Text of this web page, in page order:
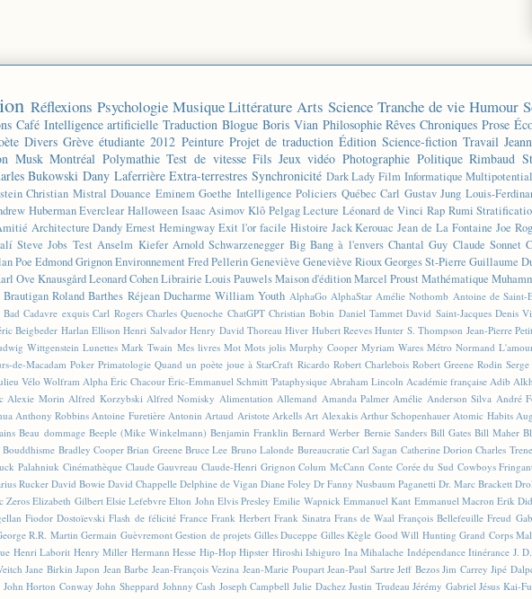
Réflexions Psychologie Musique Littérature Arts Science Tranche de vie Humour
Café Intelligence artificielle Traduction Blogue Boris Vian Philosophie Rêves Chroniques Prose
Divers Grève étudiante 2012 Peinture Projet de traduction Édition Science-fiction Travail
Musk Montréal Polymathie Test de vitesse Fils Jeux vidéo Photographie Politique Rimbaud
Bukowski Dany Laferrière Extra-terrestres Synchronicité Dark Lady Film Informatique
Christian Mistral Douance Eminem Goethe Intelligence Policiers Québec Carl Gustav Jung Louis-
Huberman Everclear Halloween Isaac Asimov Klô Pelgag Lecture Léonard de Vinci Rap Rumi
Architecture Dandy Ernest Hemingway Exit l'or facile Histoire Jack Kerouac Jean de La Fontaine Joe
Steve Jobs Test Anselm Kiefer Arnold Schwarzenegger Big Bang à l'envers Chantal Guy Claude Sonnet
Poe Edmond GrignonEnvironnement Fred PellerinGeneviève Geneviève RiouxGeorges St-Pierre Guillaume
Ove KnausgårdLeonard CohenLibrairie Louis PauwelsMaison d'éditionMarcel Proust Mathématique
Brautigan Roland Barthes Réjean Ducharme William Youth AlphaGo AlphaStar Amélie Nothomb Antoine de Saint-
Cadavre exquis Carl Rogers Charles Quenoche ChatGPT Christian Bobin Daniel Tammet David Saint-Jacques Denis
Beigbeder Harlan Ellison Henri Salvador Henry David Thoreau Hiver Hubert Reeves Hunter S. Thompson Jean-Pierre Petit
Wittgenstein Lunettes Mark Twain Mes livres Mot Mots jolis Murphy Cooper Myriam Wares Métro Normand
de-Macadam Poker Primatologie Quand un poète joue à StarCraft Ricardo Robert Charlebois Robert Greene Rodin
Vélo Wolfram Alpha Éric Chacour Éric-Emmanuel Schmitt 'Pataphysique Abraham Lincoln Académie française Adib
Alexie Morin Alfred Korzybski Alfred Nomisky Alimentation Allemand Amanda Palmer Amélie Anderson Silva André
Anthony Robbins Antoine Furetière Antonin Artaud Aristote Arkells Art Alexakis Arthur Schopenhauer Atomic Habits
Beau dommage Beeple (Mike Winkelmann) Benjamin Franklin Bernard Werber Bernie Sanders Bill Gates Bill Maher
Bouddhisme Bradley Cooper Brian Greene Bruce Lee Bruno Lalonde Bureaucratie Carl Sagan Catherine Dorion Charles
Palahniuk Cinémathèque Claude Gauvreau Claude-Henri Grignon Colum McCann Conte Corée du Sud Cowboys
Rucker David Bowie David Chappelle Delphine de Vigan Diane Foley Dr Fanny Nusbaum Paganetti Dr. Marc Brackett
Zeros Elizabeth Gilbert Elsie Lefebvre Elton John Elvis Presley Emilie Wapnick Emmanuel Kant Emmanuel Macron Erik
Fiodor Dostoïevski Flash de félicité France Frank Herbert Frank Sinatra Frans de Waal François Bellefeuille Freud
R.R. Martin Germain Guèvremont Gestion de projets Gilles Duceppe Gilles Kègle Good Will Hunting Grand Corps
Henri Laborit Henry Miller Hermann Hesse Hip-Hop Hipster Hiroshi Ishiguro Ina Mihalache Indépendance Itinérance J.
Jane Birkin Japon Jean Barbe Jean-François Vezina Jean-Marie Poupart Jean-Paul Sartre Jeff Bezos Jim Carrey Jipé
John Horton Conway John Sheppard Johnny Cash Joseph Campbell Julie Dachez Justin Trudeau Jérémy Gabriel Jésus Kai-